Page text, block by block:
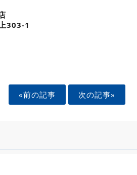
303-1
«前の記事 次の記事»